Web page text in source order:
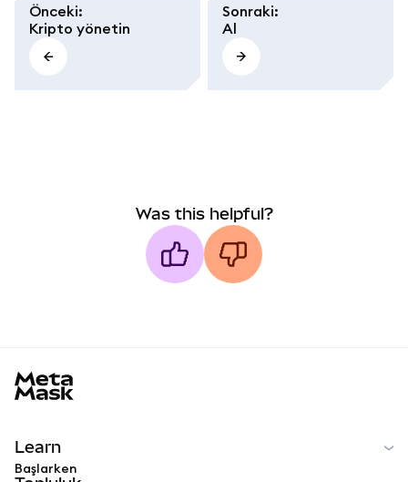
Önceki:
Kripto yönetin
Sonraki:
Al
Was this helpful?
Learn
Başlarken